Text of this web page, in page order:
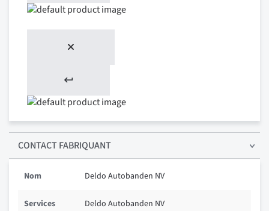
CONTACT FABRIQUANT
Nom Deldo Autobanden NV
Services Deldo Autobanden NV